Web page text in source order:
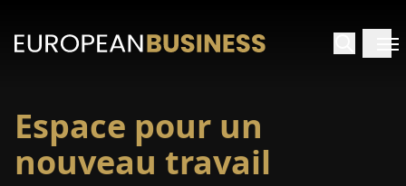
Espace pour un
nouveau travail